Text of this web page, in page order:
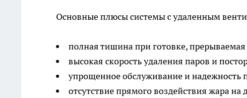
Основные плюсы системы с удаленным
полная тишина при готовке,
высокая скорость удаления паров и
упрощенное обслуживание и
отсутствие прямого воздействия жара на